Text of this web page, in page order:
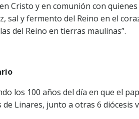
Cristo y en comunión con
sal y fermento del Reino en el
del Reino en tierras maulinas”.
los 100 años del día en que el
de Linares, junto a otras 6 diócesis